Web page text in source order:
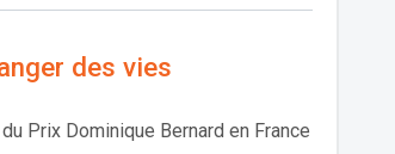
des vies
Prix Dominique Bernard en France